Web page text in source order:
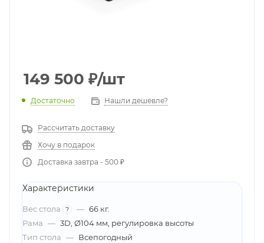
149 500 ₽/шт
Достаточно Нашли дешевле?
Рассчитать доставку
Хочу в подарок
Доставка завтра - 500 ₽
Характеристики
Вес стола ? — 66 кг.
Рама — 3D, Ø104 мм, регулировка высоты
Тип стола — Всепогодный